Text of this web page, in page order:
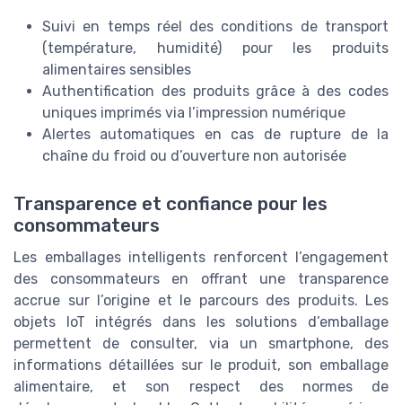
Suivi en temps réel des conditions de transport
(température, humidité) pour les produits
alimentaires sensibles
Authentification des produits grâce à des codes
uniques imprimés via l’impression numérique
Alertes automatiques en cas de rupture de la
chaîne du froid ou d’ouverture non autorisée
Transparence et confiance pour les
consommateurs
Les emballages intelligents renforcent l’engagement
des consommateurs en offrant une transparence
accrue sur l’origine et le parcours des produits. Les
objets IoT intégrés dans les solutions d’emballage
permettent de consulter, via un smartphone, des
informations détaillées sur le produit, son emballage
alimentaire, et son respect des normes de